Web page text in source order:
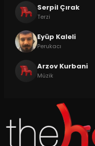
Serpil Çırak
Terzi
Eyüp Kaleli
Perukacı
Arzov Kurbani
Müzik